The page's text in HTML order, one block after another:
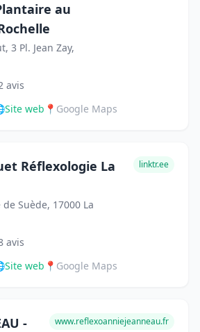
au
3 Pl. Jean Zay,
avis
Site web 📍 Google Maps
Réflexologie La
Suède, 17000 La
linktr.ee
avis
Site web 📍 Google Maps
-
www.reflexoanniejeanneau.fr